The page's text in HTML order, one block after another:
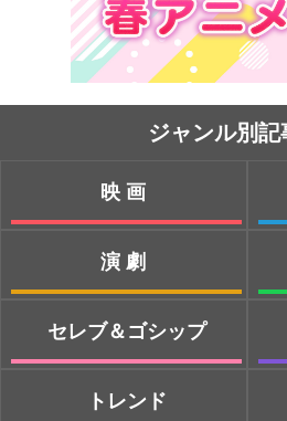
ジャンル別記
映画
演劇
セレブ＆ゴシップ
トレンド